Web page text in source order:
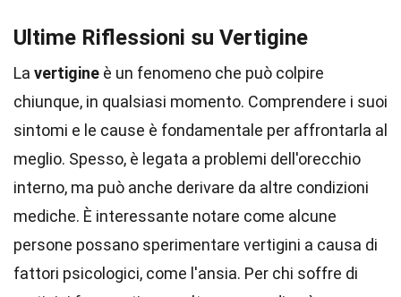
Ultime Riflessioni su Vertigine
La vertigine è un fenomeno che può colpire
chiunque, in qualsiasi momento. Comprendere i suoi
sintomi e le cause è fondamentale per affrontarla al
meglio. Spesso, è legata a problemi dell'orecchio
interno, ma può anche derivare da altre condizioni
mediche. È interessante notare come alcune
persone possano sperimentare vertigini a causa di
fattori psicologici, come l'ansia. Per chi soffre di